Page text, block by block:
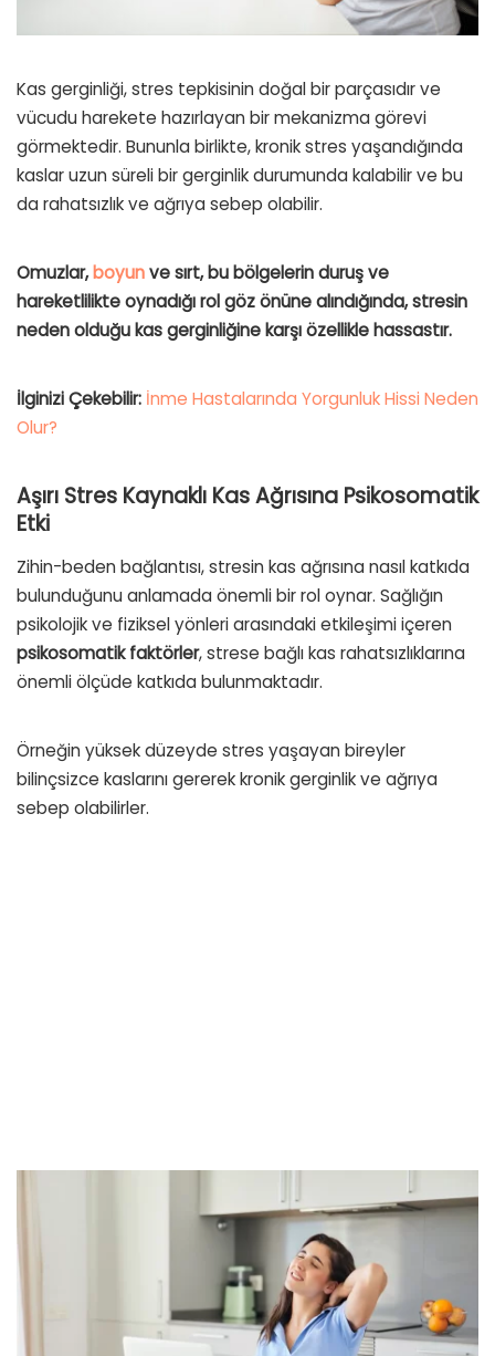
Kas gerginliği, stres tepkisinin doğal bir parçasıdır ve
vücudu harekete hazırlayan bir mekanizma görevi
görmektedir. Bununla birlikte, kronik stres yaşandığında
kaslar uzun süreli bir gerginlik durumunda kalabilir ve bu
da rahatsızlık ve ağrıya sebep olabilir.
Omuzlar,boyunve sırt, bu bölgelerin duruş ve
hareketlilikte oynadığı rol göz önüne alındığında, stresin
neden olduğu kas gerginliğine karşı özellikle hassastır.
İlginizi Çekebilir: İnme Hastalarında Yorgunluk Hissi Neden
Olur?
Aşırı Stres Kaynaklı Kas Ağrısına Psikosomatik
Etki
Zihin-beden bağlantısı, stresin kas ağrısına nasıl katkıda
bulunduğunu anlamada önemli bir rol oynar. Sağlığın
psikolojik ve fiziksel yönleri arasındaki etkileşimi içeren
psikosomatik faktörler, strese bağlı kas rahatsızlıklarına
önemli ölçüde katkıda bulunmaktadır.
Örneğin yüksek düzeyde stres yaşayan bireyler
bilinçsizce kaslarını gererek kronik gerginlik ve ağrıya
sebep olabilirler.